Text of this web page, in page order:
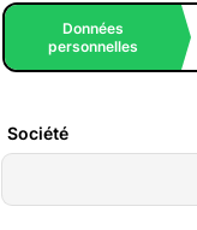
Données
personnelles
Société